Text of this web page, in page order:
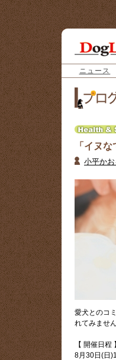
ニュース
「イヌ
小平かお
愛犬とのコ
れてみませ
【 開催日程 】
8月30日(日